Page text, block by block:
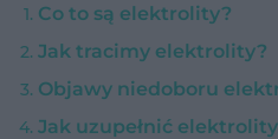
Co to są elektrolity?
Jak tracimy elektrolity?
Objawy niedoboru
Jak uzupełnić